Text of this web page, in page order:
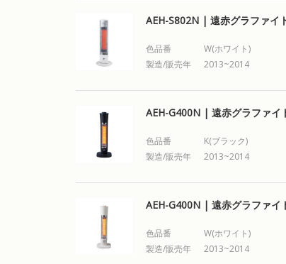
AEH-S802N | 遠赤グラファイ
色品番
W(ホワイト)
製造/販売年
2013~2014
AEH-G400N | 遠赤グラファイ
色品番
K(ブラック)
製造/販売年
2013~2014
AEH-G400N | 遠赤グラファイ
色品番
W(ホワイト)
製造/販売年
2013~2014